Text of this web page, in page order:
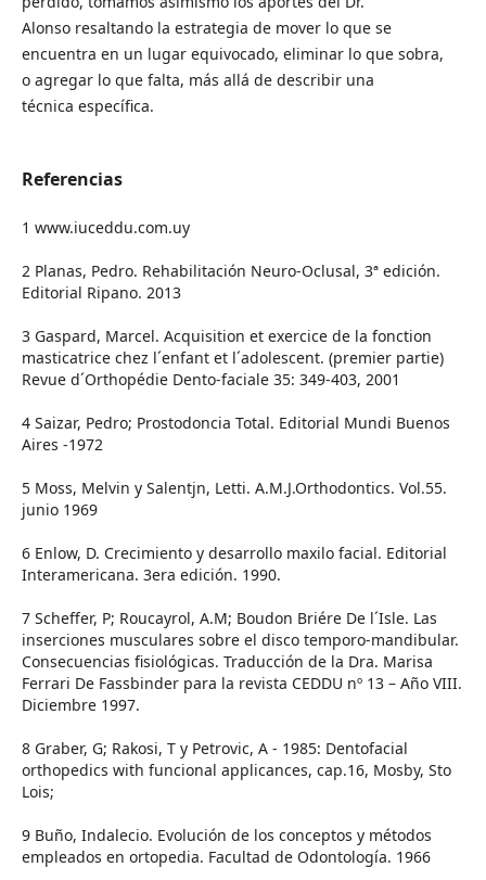
Alonso resaltando la estrategia de mover lo que se
encuentra en un lugar equivocado, eliminar lo que sobra,
o agregar lo que falta, más allá de describir una
técnica específica.
Referencias
1 www.iuceddu.com.uy
2 Planas, Pedro. Rehabilitación Neuro-Oclusal, 3ª edición.
Editorial Ripano. 2013
3 Gaspard, Marcel. Acquisition et exercice de la fonction
masticatrice chez l´enfant et l´adolescent. (premier partie)
Revue d´Orthopédie Dento-faciale 35: 349-403, 2001
4 Saizar, Pedro; Prostodoncia Total. Editorial Mundi Buenos
Aires -1972
5 Moss, Melvin y Salentjn, Letti. A.M.J.Orthodontics. Vol.55.
junio 1969
6 Enlow, D. Crecimiento y desarrollo maxilo facial. Editorial
Interamericana. 3era edición. 1990.
7 Scheffer, P; Roucayrol, A.M; Boudon Briére De l´Isle. Las
inserciones musculares sobre el disco temporo-mandibular.
Consecuencias fisiológicas. Traducción de la Dra. Marisa
Ferrari De Fassbinder para la revista CEDDU nº 13 – Año VIII.
Diciembre 1997.
8 Graber, G; Rakosi, T y Petrovic, A - 1985: Dentofacial
orthopedics with funcional applicances, cap.16, Mosby, Sto
Lois;
9 Buño, Indalecio. Evolución de los conceptos y métodos
empleados en ortopedia. Facultad de Odontología. 1966